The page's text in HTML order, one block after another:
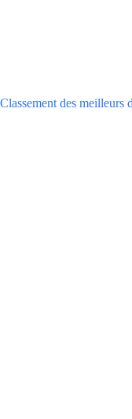
Classement des meilleurs